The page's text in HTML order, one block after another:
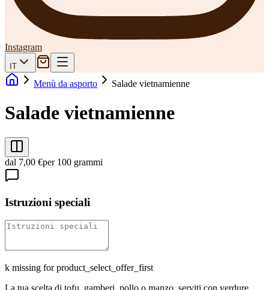
Instagram
IT
Menù da asporto Salade vietnamienne
Salade vietnamienne
dal 7,00 €per 100 grammi
Istruzioni speciali
k missing for product_select_offer_first